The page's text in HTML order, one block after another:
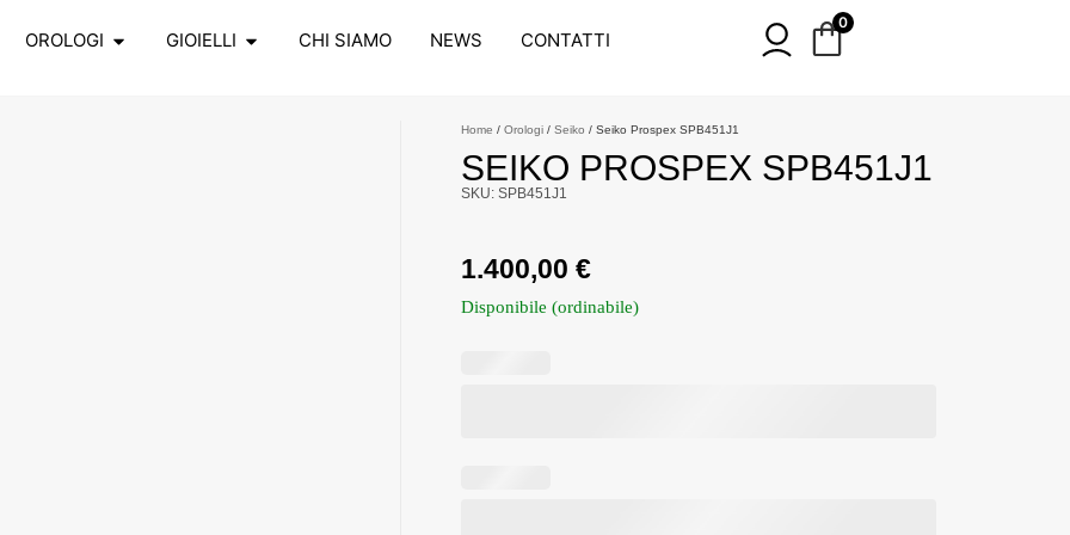
OROLOGI GIOIELLI CHI SIAMO NEWS CONTATTI
0
Home / Orologi / Seiko / Seiko Prospex SPB451J1
SEIKO PROSPEX SPB451J1
SKU: SPB451J1
1.400,00 €
Disponibile (ordinabile)